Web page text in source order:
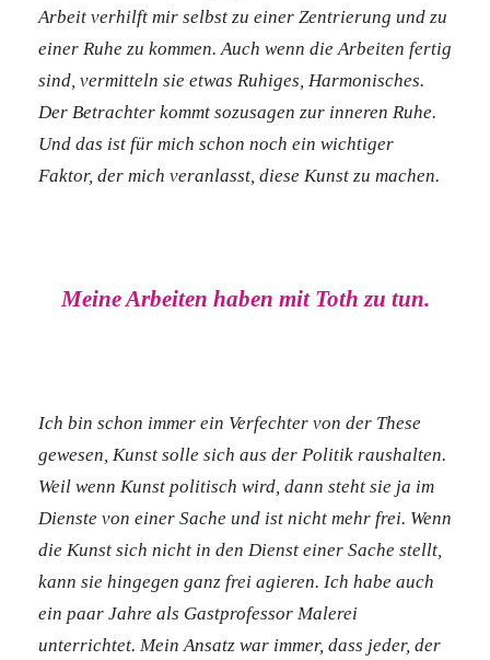
Arbeit verhilft mir selbst zu einer Zentrierung und zu
einer Ruhe zu kommen. Auch wenn die Arbeiten fertig
sind, vermitteln sie etwas Ruhiges, Harmonisches.
Der Betrachter kommt sozusagen zur inneren Ruhe.
Und das ist für mich schon noch ein wichtiger
Faktor, der mich veranlasst, diese Kunst zu machen.
Meine Arbeiten haben mit Toth zu tun.
Ich bin schon immer ein Verfechter von der These
gewesen, Kunst solle sich aus der Politik raushalten.
Weil wenn Kunst politisch wird, dann steht sie ja im
Dienste von einer Sache und ist nicht mehr frei. Wenn
die Kunst sich nicht in den Dienst einer Sache stellt,
kann sie hingegen ganz frei agieren. Ich habe auch
ein paar Jahre als Gastprofessor Malerei
unterrichtet. Mein Ansatz war immer, dass jeder, der